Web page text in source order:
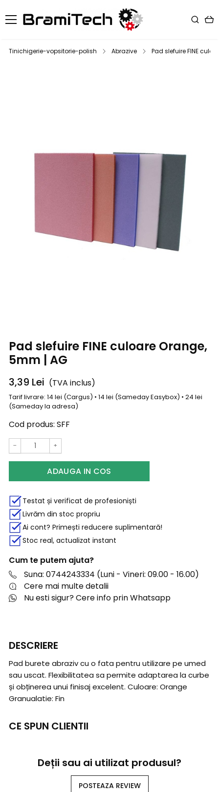
Tinichigerie-vopsitorie-polish Abrazive Pad slefuire FINE
Pad slefuire FINE culoare Orange,
5mm | AG
3,39 Lei (TVA inclus)
Tarif livrare: 14 lei (Cargus) • 14 lei (Sameday Easybox) • 24 lei
(Sameday la adresa)
Cod produs: SFF
− +
ADAUGA IN COS
Testat și verificat de profesioniști
Livrăm din stoc propriu
Ai cont? Primești reducere suplimentară!
Stoc real, actualizat instant
Cum te putem ajuta?
Suna: 0744243334 (Luni - Vineri: 09.00 - 16.00)
Cere mai multe detalii
Nu esti sigur? Cere info prin Whatsapp
DESCRIERE
Pad burete abraziv cu o fata pentru utilizare pe umed
sau uscat. Flexibilitatea sa permite adaptarea la curbe
și obținerea unui finisaj excelent. Culoare: Orange
Granualatie: Fin
CE SPUN CLIENTII
Deții sau ai utilizat produsul?
POSTEAZA REVIEW